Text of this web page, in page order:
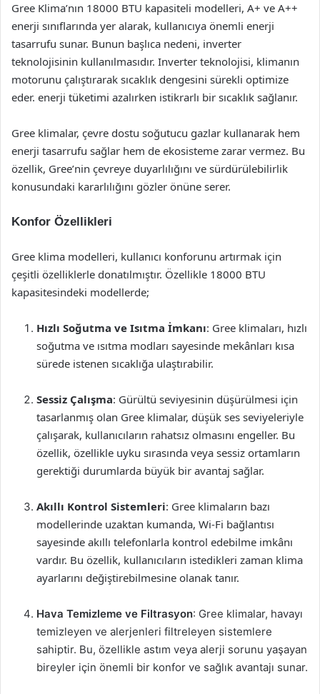
Gree Klima’nın 18000 BTU kapasiteli modelleri, A+ ve A++
enerji sınıflarında yer alarak, kullanıcıya önemli enerji
tasarrufu sunar. Bunun başlıca nedeni, inverter
teknolojisinin kullanılmasıdır. Inverter teknolojisi, klimanın
motorunu çalıştırarak sıcaklık dengesini sürekli optimize
eder. enerji tüketimi azalırken istikrarlı bir sıcaklık sağlanır.
Gree klimalar, çevre dostu soğutucu gazlar kullanarak hem
enerji tasarrufu sağlar hem de ekosisteme zarar vermez. Bu
özellik, Gree’nin çevreye duyarlılığını ve sürdürülebilirlik
konusundaki kararlılığını gözler önüne serer.
Konfor Özellikleri
Gree klima modelleri, kullanıcı konforunu artırmak için
çeşitli özelliklerle donatılmıştır. Özellikle 18000 BTU
kapasitesindeki modellerde;
Hızlı Soğutma ve Isıtma İmkanı: Gree klimaları, hızlı
soğutma ve ısıtma modları sayesinde mekânları kısa
sürede istenen sıcaklığa ulaştırabilir.
Sessiz Çalışma: Gürültü seviyesinin düşürülmesi için
tasarlanmış olan Gree klimalar, düşük ses seviyeleriyle
çalışarak, kullanıcıların rahatsız olmasını engeller. Bu
özellik, özellikle uyku sırasında veya sessiz ortamların
gerektiği durumlarda büyük bir avantaj sağlar.
Akıllı Kontrol Sistemleri: Gree klimaların bazı
modellerinde uzaktan kumanda, Wi-Fi bağlantısı
sayesinde akıllı telefonlarla kontrol edebilme imkânı
vardır. Bu özellik, kullanıcıların istedikleri zaman klima
ayarlarını değiştirebilmesine olanak tanır.
Hava Temizleme ve Filtrasyon: Gree klimalar, havayı
temizleyen ve alerjenleri filtreleyen sistemlere
sahiptir. Bu, özellikle astım veya alerji sorunu yaşayan
bireyler için önemli bir konfor ve sağlık avantajı sunar.